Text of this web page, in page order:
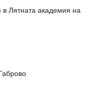
в Лятната академия на